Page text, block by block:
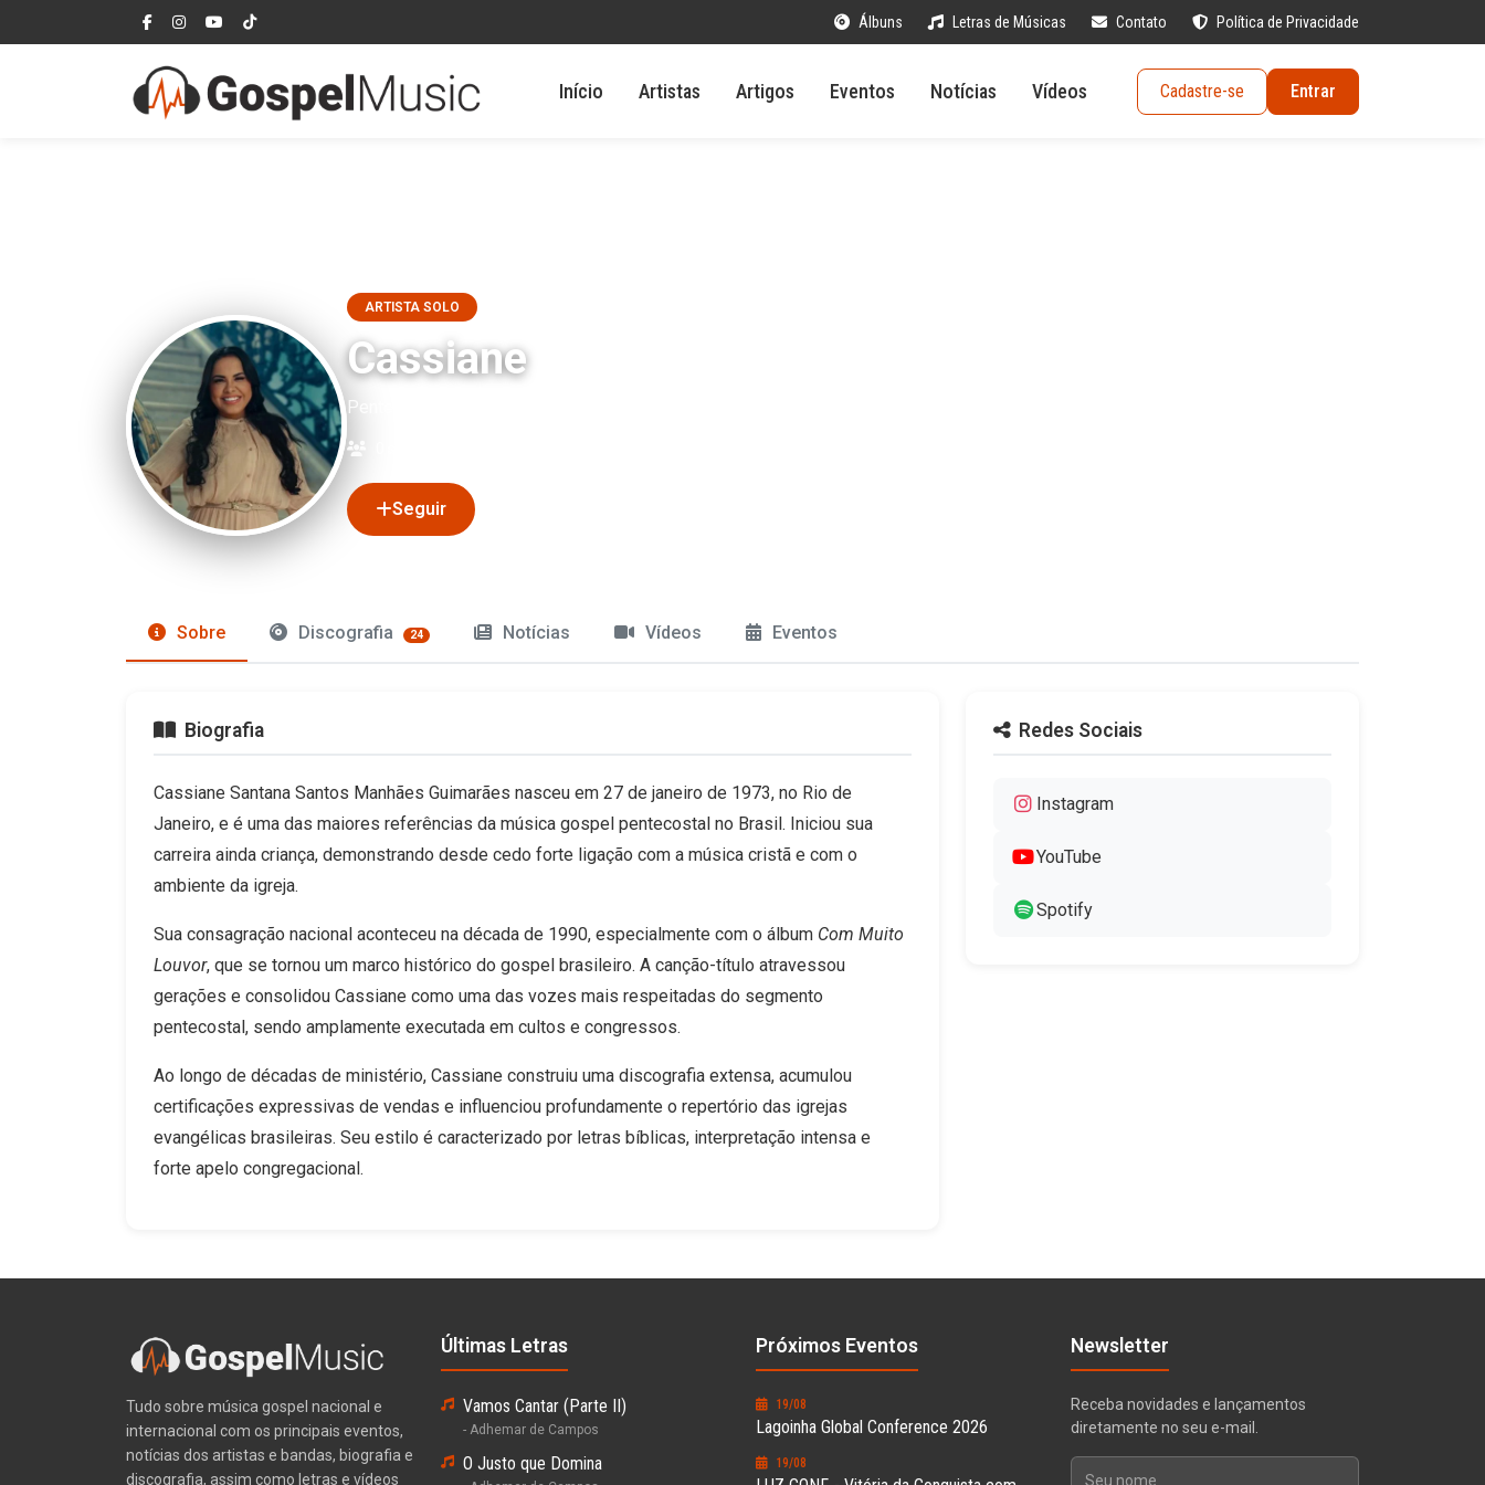
Álbuns Letras de Músicas Contato Política de Privacidade
Início Artistas Artigos Eventos Notícias Vídeos Cadastre-se Entrar
ARTISTA SOLO
Cassiane
Pentecostal, Louvor
Seguir
Sobre Discografia 24 Notícias Vídeos Eventos
Biografia
Cassiane Santana Santos Manhães Guimarães nasceu em 27 de janeiro de 1973, no Rio de
Janeiro, e é uma das maiores referências da música gospel pentecostal no Brasil. Iniciou sua
carreira ainda criança, demonstrando desde cedo forte ligação com a música cristã e com o
ambiente da igreja.
Sua consagração nacional aconteceu na década de 1990, especialmente com o álbum Com Muito
Louvor, que se tornou um marco histórico do gospel brasileiro. A canção-título atravessou
gerações e consolidou Cassiane como uma das vozes mais respeitadas do segmento
pentecostal, sendo amplamente executada em cultos e congressos.
Ao longo de décadas de ministério, Cassiane construiu uma discografia extensa, acumulou
certificações expressivas de vendas e influenciou profundamente o repertório das igrejas
evangélicas brasileiras. Seu estilo é caracterizado por letras bíblicas, interpretação intensa e
forte apelo congregacional.
Redes Sociais
Instagram
YouTube
Spotify
Tudo sobre música gospel nacional e
internacional com os principais eventos,
notícias dos artistas e bandas, biografia e
discografia, assim como letras e vídeos
Últimas Letras
Vamos Cantar (Parte II)
- Adhemar de Campos
O Justo que Domina
Próximos Eventos
19/08
Lagoinha Global Conference 2026
19/08
Newsletter
Receba novidades e lançamentos
diretamente no seu e-mail.